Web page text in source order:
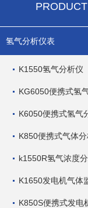
氢气分析仪表
K1550氢气分析仪
KG6050便携式氢
K6050便携式氢气
K850便携式气体
k1550R氢气浓度
K1650发电机气体
K850S便携式发电